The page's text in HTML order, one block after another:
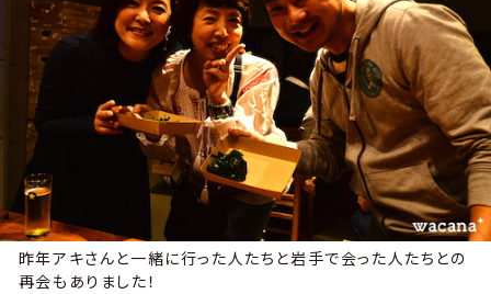
昨年アキさんと一緒に行った人たちと岩手で会った人たちとの
再会もありました！